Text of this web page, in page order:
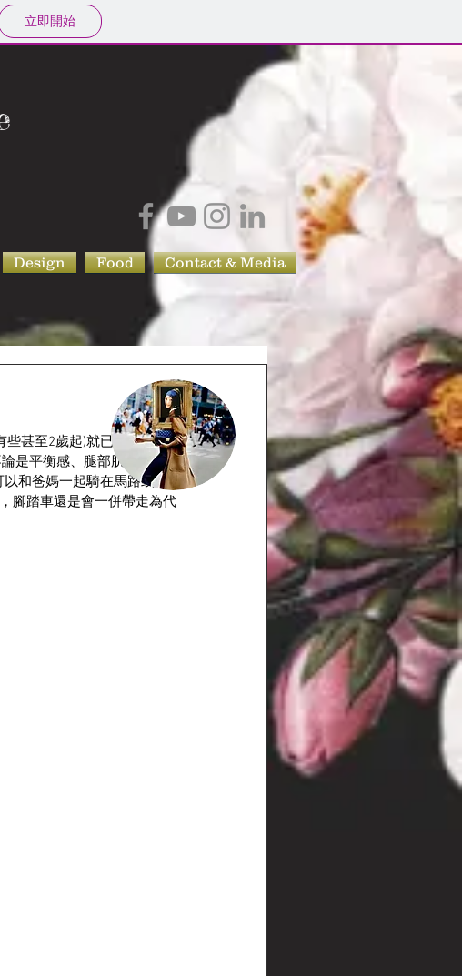
立即開始
Design Food Contact & Media
些甚至2歲起)就已經在自家院
是平衡感、腿部肌肉訓練還
和爸媽一起騎在馬路或腳踏
腳踏車還是會一併帶走為代